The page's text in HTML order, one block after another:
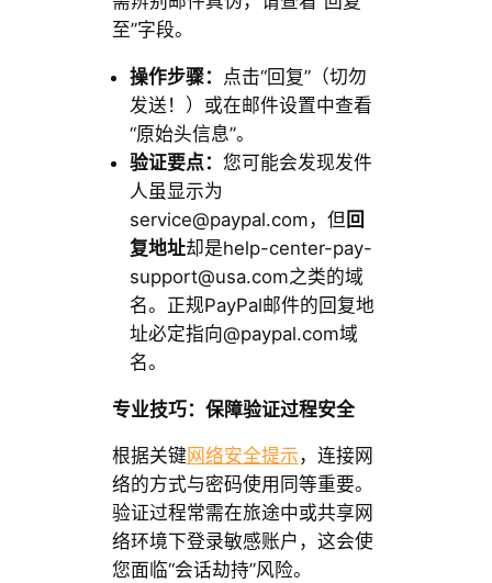
至”字段。
操作步骤：
点击“回复”（切勿
发送！）或在邮件设置中查看
“原始头信息”。
验证要点： 您可能会发现发件
人虽显示为
service@paypal.com ，但 回
复地址却是help-center-pay-
support@usa.com之类的域
名。正规PayPal邮件的回复地
址必定指向@paypal.com域
名。
专业技巧：保障验证过程安全
根据关键网络安全提示 ，连接网
络的方式与密码使用同等重要。
验证过程常需在旅途中或共享网
络环境下登录敏感账户，这会使
您面临“会话劫持”风险。